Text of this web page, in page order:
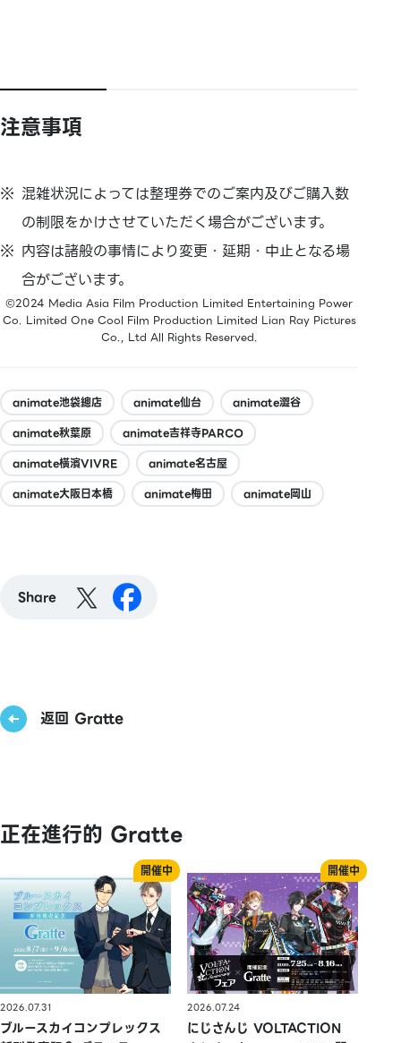
注意事項
混雑状況によっては整理券でのご案内及びご購入数
の制限をかけさせていただく場合がございます。
内容は諸般の事情により変更・延期・中止となる場
合がございます。
©2024 Media Asia Film Production Limited Entertaining Power
Co. Limited One Cool Film Production Limited Lian Ray Pictures
Co., Ltd All Rights Reserved.
animate池袋總店 animate仙台
animate澀谷
animate秋葉原
animate吉祥寺PARCO
animate橫濱VIVRE
animate名古屋
animate大阪日本橋
animate梅田 animate岡山
Share
返回 Gratte
正在進行的 Gratte
2026.07.31
ブルースカイコンプレックス
2026.07.24
にじさんじ VOLTACTION